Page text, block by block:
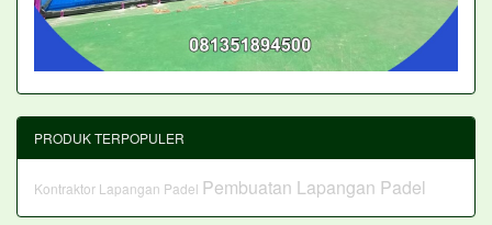
PRODUK TERPOPULER
Kontraktor Lapangan Padel Pembuatan Lapangan Padel